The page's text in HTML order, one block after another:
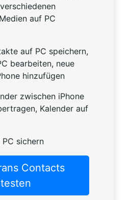
auf PC
auf PC speichern,
bearbeiten, neue
hinzufügen
zwischen iPhone
Kalender auf
sichern
Contacts
testen